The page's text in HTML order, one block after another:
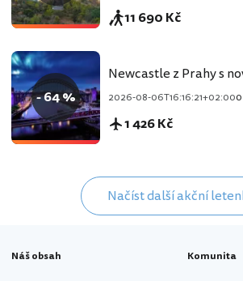
11 690 Kč
- 64 %
Newcastle z Prahy s
2026-08-06T16:16:21+02:00
1 426 Kč
Načíst další akční
Náš obsah Komunita